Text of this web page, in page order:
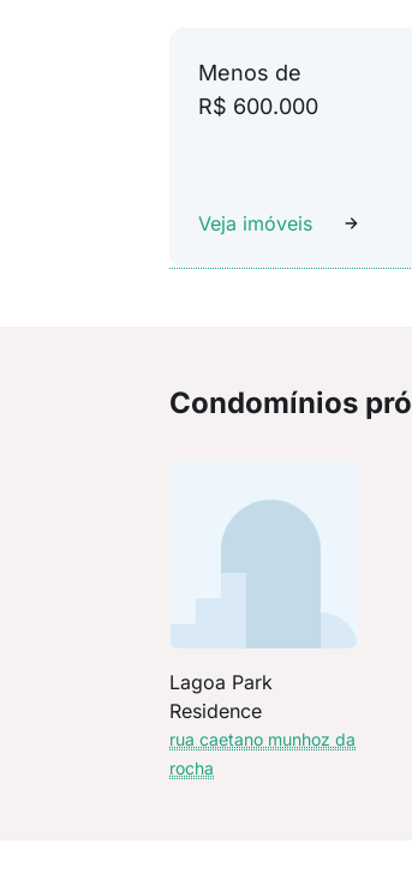
Menos de
R$ 600.000
Veja imóveis
Condomínios
Lagoa Park
Residence
rua caetano munhoz da
rocha